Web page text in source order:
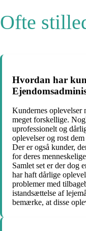
Ofte
Hvordan har
Kundernes oplevelser
meget forskellige.
uprofessionelt og
oplevelser og rost
Der er også kunder,
for deres
Samlet set er der dog
har haft dårlige
problemer med
istandsættelse af
bemærke, at disse